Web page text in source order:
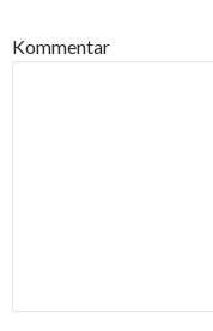
Kommentar